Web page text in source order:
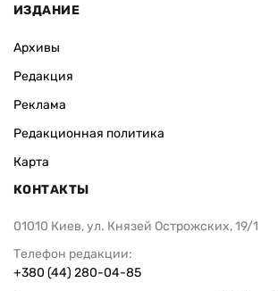
ИЗДАНИЕ
Архивы
Редакция
Реклама
Редакционная политика
Карта
КОНТАКТЫ
01010 Киев, ул. Князей Острожских, 19/1
Телефон редакции:
+380 (44) 280-04-85